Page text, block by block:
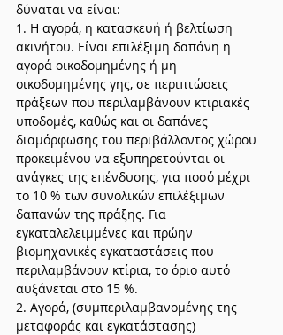
δύναται να είναι:
1. Η αγορά, η κατασκευή ή βελτίωση
ακινήτου. Είναι επιλέξιμη δαπάνη η
αγορά οικοδομημένης ή μη
οικοδομημένης γης, σε περιπτώσεις
πράξεων που περιλαμβάνουν κτιριακές
υποδομές, καθώς και οι δαπάνες
διαμόρφωσης του περιβάλλοντος χώρου
προκειμένου να εξυπηρετούνται οι
ανάγκες της επένδυσης, για ποσό μέχρι
το 10 % των συνολικών επιλέξιμων
δαπανών της πράξης. Για
εγκαταλελειμμένες και πρώην
βιομηχανικές εγκαταστάσεις που
περιλαμβάνουν κτίρια, το όριο αυτό
αυξάνεται στο 15 %.
2. Αγορά, (συμπεριλαμβανομένης της
μεταφοράς και εγκατάστασης)